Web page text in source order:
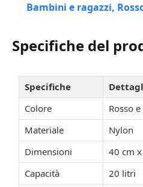
Specifiche del
Specifiche
Colore
Rosso
Materiale
Nylon
Dimensioni
40 cm
Capacità
20 litri